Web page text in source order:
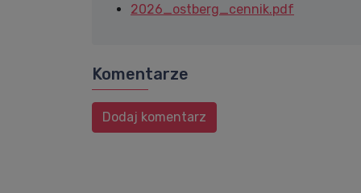
2026_ostberg_cennik.pdf
Komentarze
Dodaj komentarz